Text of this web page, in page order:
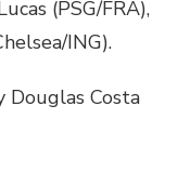
(PSG/FRA),
ING).
Douglas Costa